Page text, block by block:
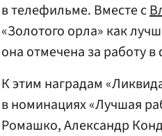
в телефильме. Вместе с
«Золотого орла» как
она отмечена за работу
К этим наградам
в номинациях «Лучшая
Ромашко, Александр